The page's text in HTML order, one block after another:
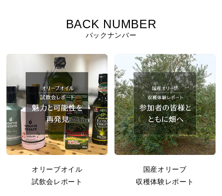
BACK NUMBER
バックナンバー
オリーブオイル
試飲会レポート
国産オリーブ
収穫体験レポート